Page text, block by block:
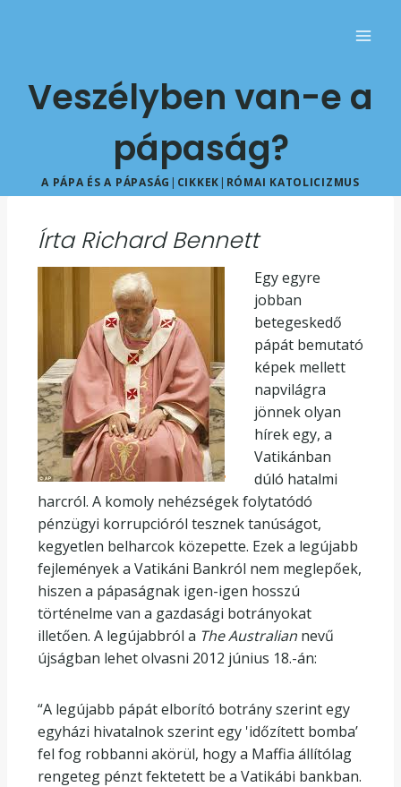
Veszélyben van-e a
pápaság?
A PÁPA ÉS A PÁPASÁG | CIKKEK | RÓMAI KATOLICIZMUS
Írta Richard Bennett
Egy egyre
jobban
betegeskedő
pápát bemutató
képek mellett
napvilágra
jönnek olyan
hírek egy, a
Vatikánban
dúló hatalmi
harcról. A komoly nehézségek folytatódó
pénzügyi korrupcióról tesznek tanúságot,
kegyetlen belharcok közepette. Ezek a legújabb
fejlemények a Vatikáni Bankról nem meglepőek,
hiszen a pápaságnak igen-igen hosszú
történelme van a gazdasági botrányokat
illetően. A legújabbról a The Australian nevű
újságban lehet olvasni 2012 június 18.-án:
“A legújabb pápát elborító botrány szerint egy
egyházi hivatalnok szerint egy 'időzített bomba’
fel fog robbanni akörül, hogy a Maffia állítólag
rengeteg pénzt fektetett be a Vatikábi bankban.